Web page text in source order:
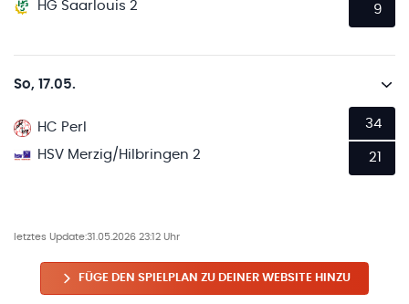
HG Saarlouis 2
9
So, 17.05.
HC Perl
HSV Merzig/Hilbringen 2
34
21
letztes Update:31.05.2026 23:12 Uhr
FÜGE DEN SPIELPLAN ZU DEINER WEBSITE HINZU